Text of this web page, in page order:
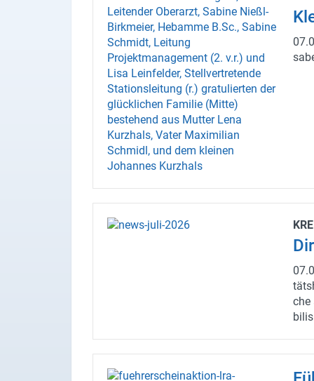
che